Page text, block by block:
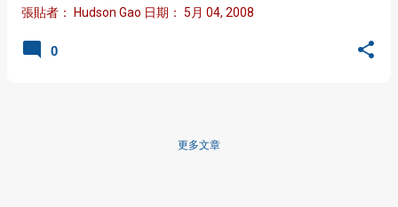
張貼者： Hudson Gao 日期： 5月 04, 2008
0
更多文章